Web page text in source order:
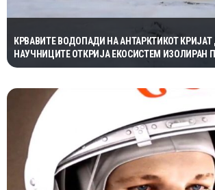
КРВАВИТЕ ВОДОПАДИ НА АНТАРКТИКОТ КРИЈАТ
НАУЧНИЦИТЕ ОТКРИЈА ЕКОСИСТЕМ ИЗОЛИРАН
МИЛИОНИ ГОДИНИ